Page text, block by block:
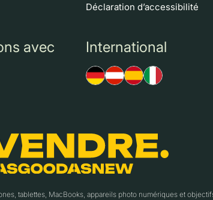
Déclaration d’accessibilité
avec International
tablettes, MacBooks, appareils photo numériques et